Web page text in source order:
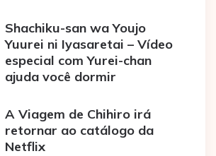
Shachiku-san wa Youjo
Yuurei ni Iyasaretai – Vídeo
especial com Yurei-chan
ajuda você dormir
A Viagem de Chihiro irá
retornar ao catálogo da
Netflix